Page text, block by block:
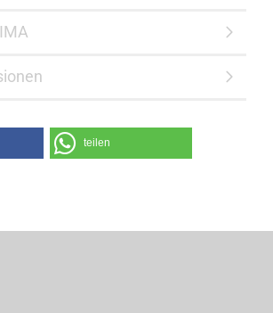
teilen